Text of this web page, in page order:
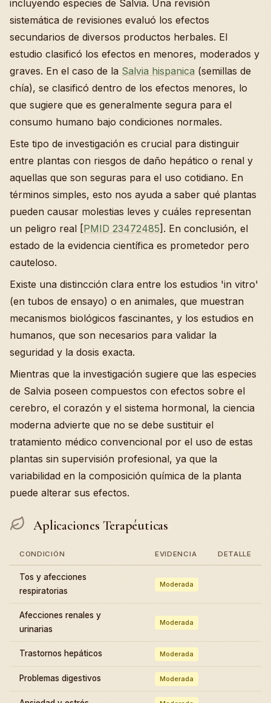
incluyendo especies de Salvia. Una revisión
sistemática de revisiones evaluó los efectos
secundarios de diversos productos herbales. El
estudio clasificó los efectos en menores, moderados y
graves. En el caso de la Salvia hispanica (semillas de
chía), se clasificó dentro de los efectos menores, lo
que sugiere que es generalmente segura para el
consumo humano bajo condiciones normales.
Este tipo de investigación es crucial para distinguir
entre plantas con riesgos de daño hepático o renal y
aquellas que son seguras para el uso cotidiano. En
términos simples, esto nos ayuda a saber qué plantas
pueden causar molestias leves y cuáles representan
un peligro real [PMID 23472485]. En conclusión, el
estado de la evidencia científica es prometedor pero
cauteloso.
Existe una distincción clara entre los estudios 'in vitro'
(en tubos de ensayo) o en animales, que muestran
mecanismos biológicos fascinantes, y los estudios en
humanos, que son necesarios para validar la
seguridad y la dosis exacta.
Mientras que la investigación sugiere que las especies
de Salvia poseen compuestos con efectos sobre el
cerebro, el corazón y el sistema hormonal, la ciencia
moderna advierte que no se debe sustituir el
tratamiento médico convencional por el uso de estas
plantas sin supervisión profesional, ya que la
variabilidad en la composición química de la planta
puede alterar sus efectos.
Aplicaciones Terapéuticas
CONDICIÓN EVIDENCIA DETALLE
Tos y afecciones
respiratorias
Moderada
Afecciones renales y
urinarias
Moderada
Trastornos hepáticos Moderada
Problemas digestivos Moderada